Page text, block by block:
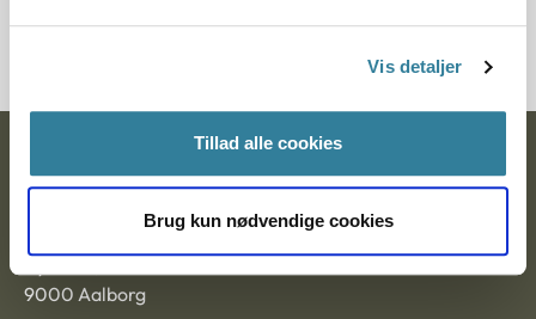
Vis detaljer
Tillad alle cookies
Brug kun nødvendige cookies
3500274-03
9000 Aalborg